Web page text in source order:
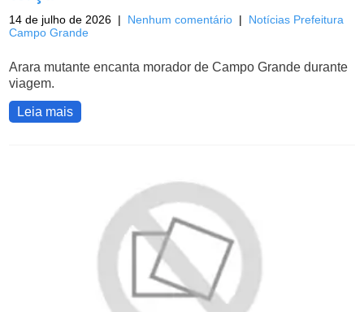
14 de julho de 2026 | Nenhum comentário | Notícias Prefeitura
Campo Grande
Arara mutante encanta morador de Campo Grande durante
viagem.
Leia mais